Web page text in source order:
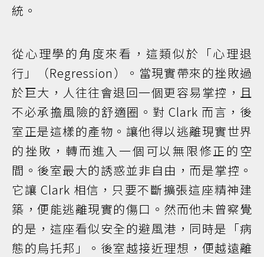
統。
從心理學的角度來看，這類似於「心理退
行」（Regression）。當現實帶來的挫敗過
於巨大，人往往會退回一個更容易掌控，且
不必承擔風險的舒適圈。對 Clark 而言，後
室正是這樣的產物。讓他得以逃離現實世界
的挫敗，轉而進入一個可以無限修正的空
間。後室最大的誘惑並非自由，而是掌控。
它讓 Clark 相信，只要不斷擴張這座精神建
築，便能逃離現實的傷口。然而他未曾察覺
的是，這座看似安全的避風港，同時是「病
態的烏托邦」。後室越接近理想，便越遠離